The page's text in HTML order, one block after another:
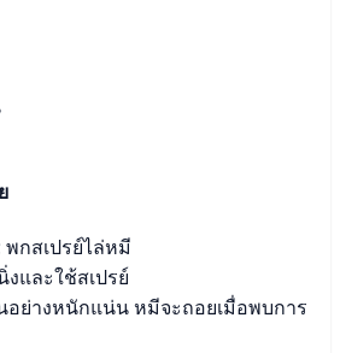
พกสเปรย์ไล่หมี
และใช้สเปรย์
ย่างหนักแน่น หมีจะถอยเมื่อพบการ